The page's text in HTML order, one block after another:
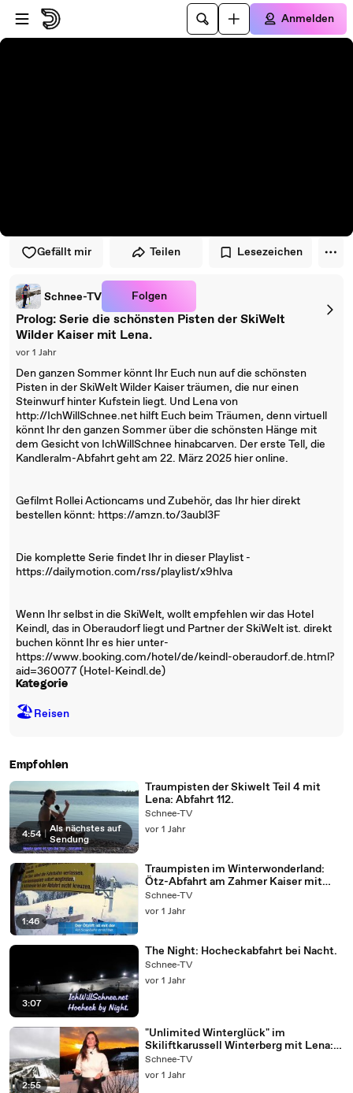
Zum Player springen
Zum Hauptinhalt springen
Anmelden
Gefällt mir Teilen Lesezeichen
Schnee-TV Folgen
Prolog: Serie die schönsten Pisten der SkiWelt
Wilder Kaiser mit Lena.
vor 1 Jahr
Den ganzen Sommer könnt Ihr Euch nun auf die schönsten
Pisten in der SkiWelt Wilder Kaiser träumen, die nur einen
Steinwurf hinter Kufstein liegt. Und Lena von
http://IchWillSchnee.net hilft Euch beim Träumen, denn virtuell
könnt Ihr den ganzen Sommer über die schönsten Hänge mit
dem Gesicht von IchWillSchnee hinabcarven. Der erste Tell, die
Kandleralm-Abfahrt geht am 22. März 2025 hier online.
Gefilmt Rollei Actioncams und Zubehör, das Ihr hier direkt
bestellen könnt: https://amzn.to/3aubl3F
Die komplette Serie findet Ihr in dieser Playlist -
https://dailymotion.com/rss/playlist/x9hlva
Wenn Ihr selbst in die SkiWelt, wollt empfehlen wir das Hotel
Keindl, das in Oberaudorf liegt und Partner der SkiWelt ist. direkt
buchen könnt Ihr es hier unter-
https://www.booking.com/hotel/de/keindl-oberaudorf.de.html?
aid=360077 (Hotel-Keindl.de)
Kategorie
🏖Reisen
Empfohlen
4:54
Als nächstes auf
Sendung
Traumpisten der Skiwelt Teil 4 mit
Lena: Abfahrt 112.
Schnee-TV
vor 1 Jahr
1:46
Traumpisten im Winterwonderland:
Ötz-Abfahrt am Zahmer Kaiser mit
Lena.
Schnee-TV
vor 1 Jahr
3:07
The Night: Hocheckabfahrt bei Nacht.
Schnee-TV
vor 1 Jahr
2:55
"Unlimited Winterglück" im
Skiliftkarussell Winterberg mit Lena:
Astenstraße (Teil 17).
Schnee-TV
vor 1 Jahr